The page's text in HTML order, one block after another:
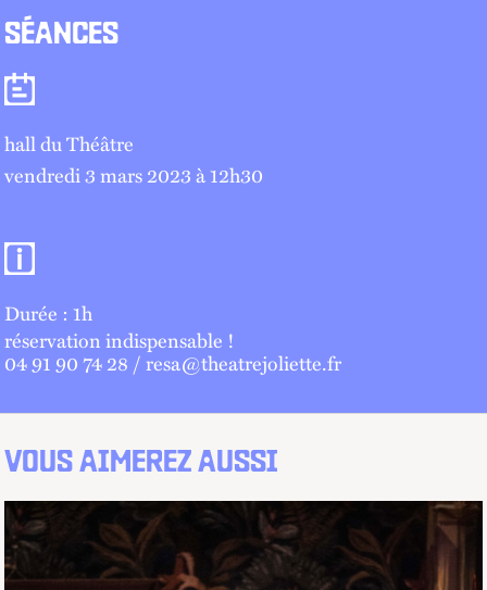
SÉANCES
Séances
hall du Théâtre
vendredi 3 mars 2023 à 12h30
Informations pratiques
Durée : 1h
réservation indispensable !
04 91 90 74 28 / resa@theatrejoliette.fr
VOUS AIMEREZ AUSSI